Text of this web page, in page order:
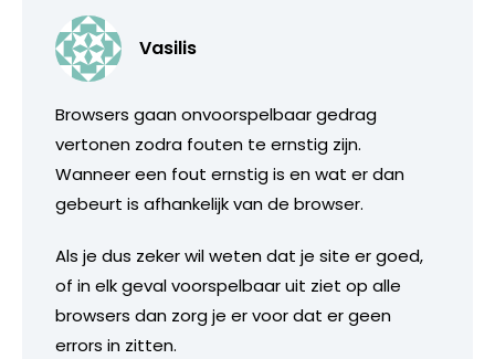
Vasilis
Browsers gaan onvoorspelbaar gedrag
vertonen zodra fouten te ernstig zijn.
Wanneer een fout ernstig is en wat er dan
gebeurt is afhankelijk van de browser.
Als je dus zeker wil weten dat je site er goed,
of in elk geval voorspelbaar uit ziet op alle
browsers dan zorg je er voor dat er geen
errors in zitten.